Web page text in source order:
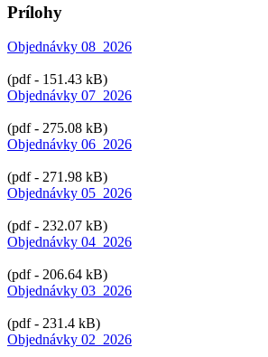
Prílohy
Objednávky 08_2026
(pdf - 151.43 kB)
Objednávky 07_2026
(pdf - 275.08 kB)
Objednávky 06_2026
(pdf - 271.98 kB)
Objednávky 05_2026
(pdf - 232.07 kB)
Objednávky 04_2026
(pdf - 206.64 kB)
Objednávky 03_2026
(pdf - 231.4 kB)
Objednávky 02_2026